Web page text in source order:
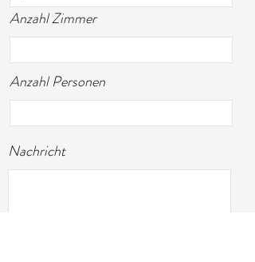
Anzahl Zimmer
Anzahl Personen
Nachricht